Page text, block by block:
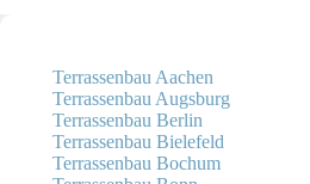
Terrassenbau Aachen
Terrassenbau Augsburg
Terrassenbau Berlin
Terrassenbau Bielefeld
Terrassenbau Bochum